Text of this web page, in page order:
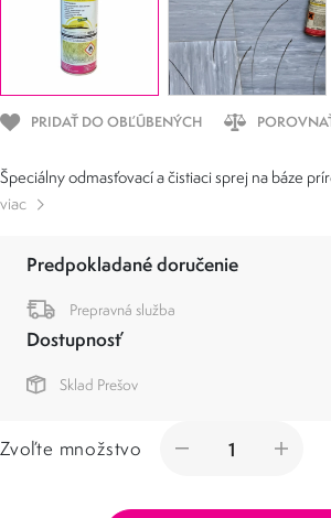
PRIDAŤ DO OBĽÚBENÝCH
Špeciálny odmasťovací a čistiaci sprej na báze
viac
Predpokladané doručenie
Prepravná služba
Dostupnosť
Sklad Prešov
Zvoľte množstvo